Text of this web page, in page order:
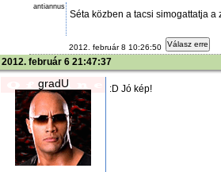
antiannus
Séta közben a tacsi simogattatja a
2012. február 8 10:26:50 Válasz erre
2012. február 6 21:47:37
gradU :D Jó kép!